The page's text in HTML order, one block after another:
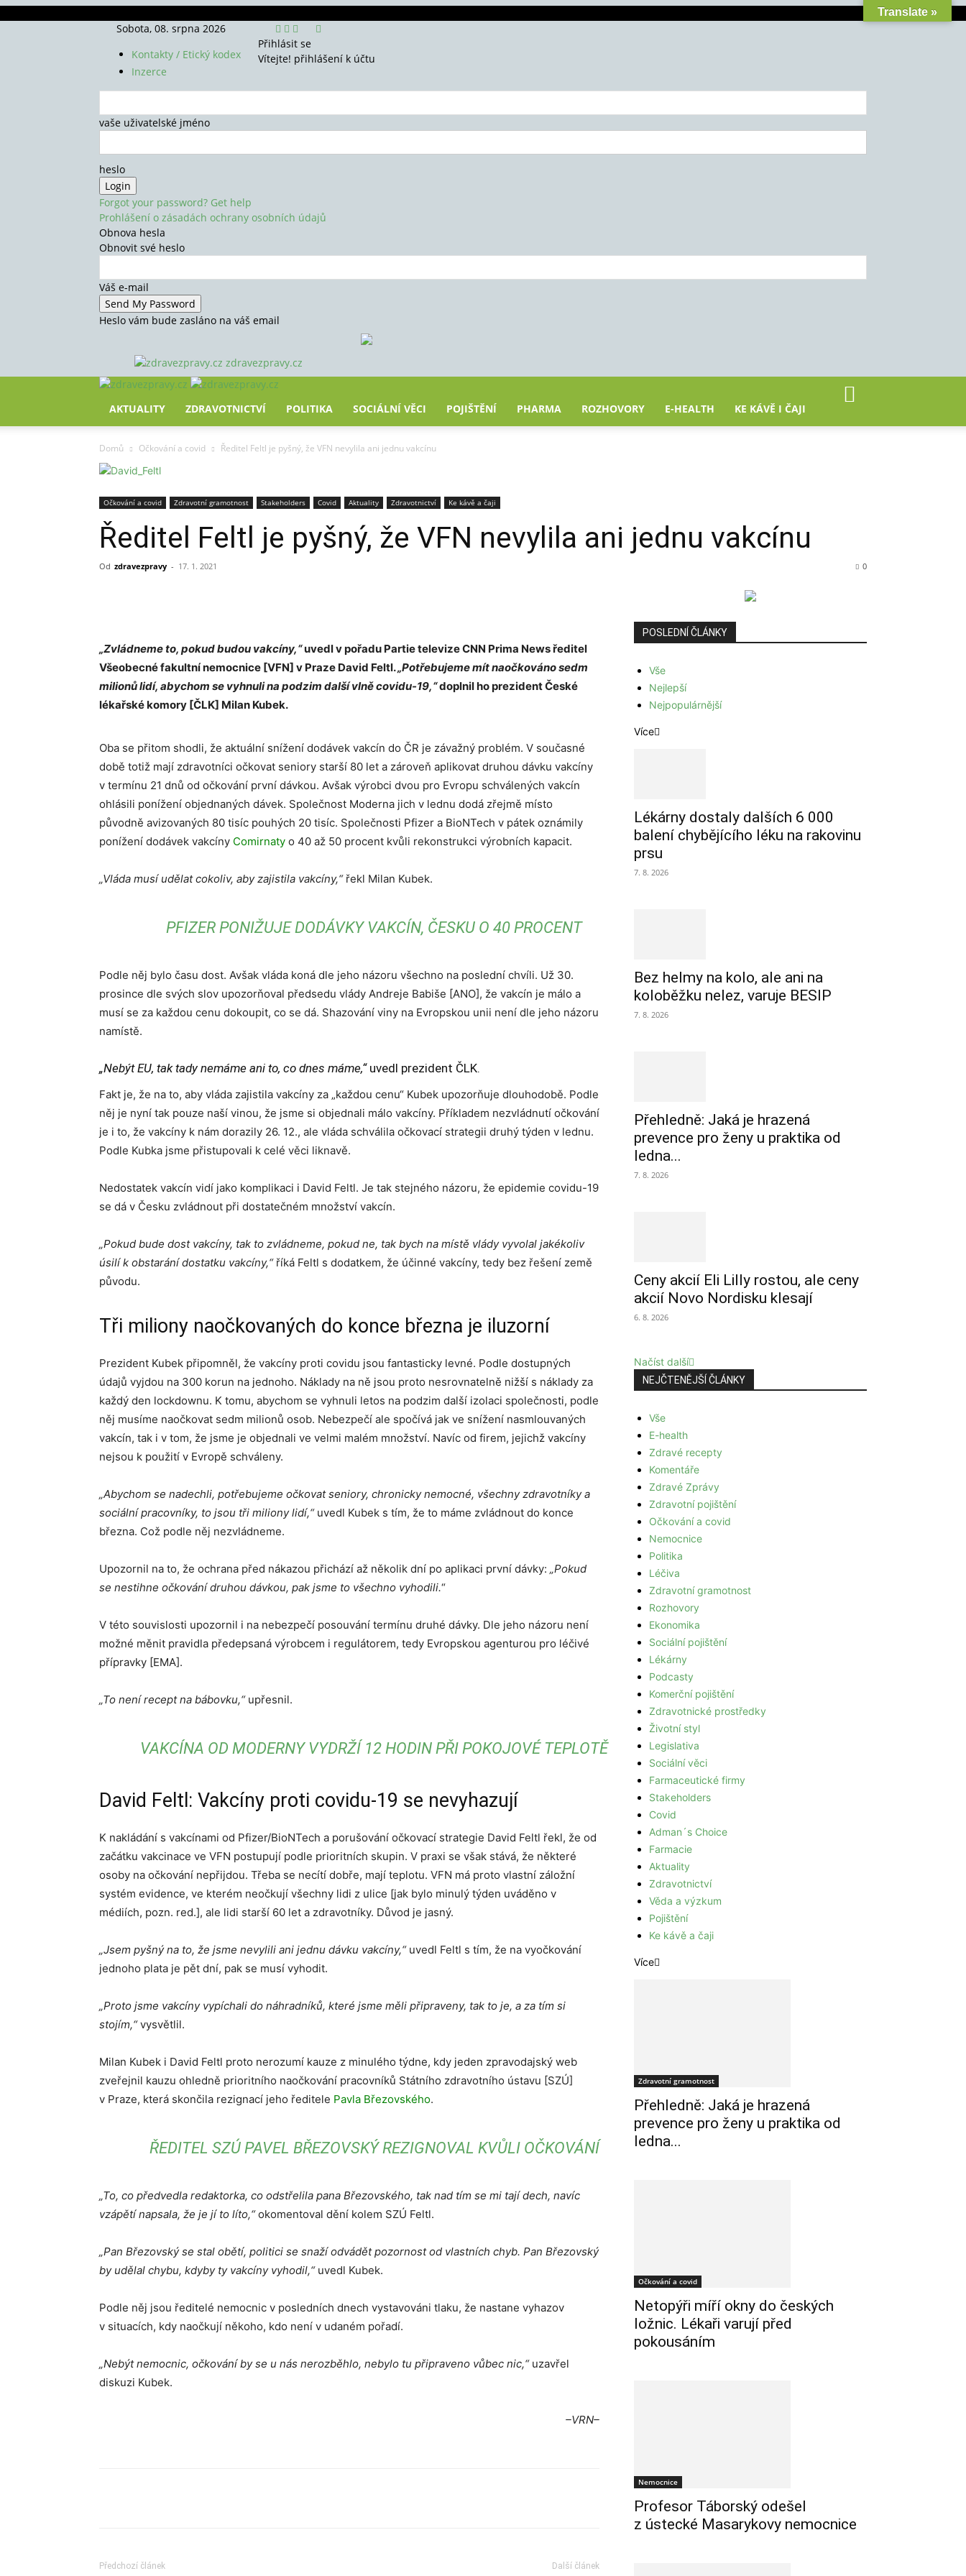
Sobota, 08. srpna 2026
Kontakty / Etický kodex
Inzerce
Přihlásit se
Vítejte! přihlášení k účtu
vaše uživatelské jméno
heslo
Forgot your password? Get help
Prohlášení o zásadách ochrany osobních údajů
Obnova hesla
Obnovit své heslo
Váš e-mail
Heslo vám bude zasláno na váš email
zdravezpravy.cz
AKTUALITY ZDRAVOTNICTVÍ POLITIKA SOCIÁLNÍ VĚCI POJIŠTĚNÍ PHARMA ROZHOVORY E-HEALTH KE KÁVĚ I ČAJI
Domů Očkování a covid Ředitel Feltl je pyšný, že VFN nevylila ani jednu vakcínu
Očkování a covid Zdravotní gramotnost Stakeholders Covid Aktuality Zdravotnictví Ke kávě a čaji
Ředitel Feltl je pyšný, že VFN nevylila ani jednu vakcínu
Od zdravezpravy - 17. 1. 2021 0
„Zvládneme to, pokud budou vakcíny,“uvedl v pořadu Partie televize CNN Prima News ředitel
Všeobecné fakultní nemocnice [VFN] v Praze David Feltl.„Potřebujeme mít naočkováno sedm
milionů lidí, abychom se vyhnuli na podzim další vlně covidu-19,“doplnil ho prezident České
lékařské komory [ČLK] Milan Kubek.
Oba se přitom shodli, že aktuální snížení dodávek vakcín do ČR je závažný problém. V současné
době totiž mají zdravotníci očkovat seniory starší 80 let a zároveň aplikovat druhou dávku vakcíny
v termínu 21 dnů od očkování první dávkou. Avšak výrobci dvou pro Evropu schválených vakcín
ohlásili ponížení objednaných dávek. Společnost Moderna jich v lednu dodá zřejmě místo
původně avizovaných 80 tisíc pouhých 20 tisíc. Společnosti Pfizer a BioNTech v pátek oznámily
ponížení dodávek vakcíny Comirnaty o 40 až 50 procent kvůli rekonstrukci výrobních kapacit.
„Vláda musí udělat cokoliv, aby zajistila vakcíny,“řekl Milan Kubek.
PFIZER PONIŽUJE DODÁVKY VAKCÍN, ČESKU O 40 PROCENT
Podle něj bylo času dost. Avšak vláda koná dle jeho názoru všechno na poslední chvíli. Už 30.
prosince dle svých slov upozorňoval předsedu vlády Andreje Babiše [ANO], že vakcín je málo a
musí se za každou cenu dokoupit, co se dá. Shazování viny na Evropskou unii není dle jeho názoru
namístě.
„Nebýt EU, tak tady nemáme ani to, co dnes máme,“uvedl prezident ČLK.
Fakt je, že na to, aby vláda zajistila vakcíny za „každou cenu“ Kubek upozorňuje dlouhodobě. Podle
něj je nyní tak pouze naší vinou, že jsme si objednali málo vakcíny. Příkladem nezvládnutí očkování
je i to, že vakcíny k nám dorazily 26. 12., ale vláda schválila očkovací strategii druhý týden v lednu.
Podle Kubka jsme přistupovali k celé věci liknavě.
Nedostatek vakcín vidí jako komplikaci i David Feltl. Je tak stejného názoru, že epidemie covidu-19
se dá v Česku zvládnout při dostatečném množství vakcín.
„Pokud bude dost vakcíny, tak to zvládneme, pokud ne, tak bych na místě vlády vyvolal jakékoliv
úsilí k obstarání dostatku vakcíny,“říká Feltl s dodatkem, že účinné vakcíny, tedy bez řešení země
původu.
Tři miliony naočkovaných do konce března je iluzorní
Prezident Kubek připomněl, že vakcíny proti covidu jsou fantasticky levné. Podle dostupných
údajů vyjdou na 300 korun na jednoho. Náklady na ně jsou proto nesrovnatelně nižší s náklady za
každý den lockdownu. K tomu, abychom se vyhnuli letos na podzim další izolaci společnosti, podle
něj musíme naočkovat sedm milionů osob. Nebezpečí ale spočívá jak ve snížení nasmlouvaných
vakcín, tak i v tom, že jsme je objednali ve velmi malém množství. Navíc od firem, jejichž vakcíny
nejsou k použití v Evropě schváleny.
„Abychom se nadechli, potřebujeme očkovat seniory, chronicky nemocné, všechny zdravotníky a
sociální pracovníky, to jsou tři miliony lidí,“uvedl Kubek s tím, že to máme zvládnout do konce
března. Což podle něj nezvládneme.
Upozornil na to, že ochrana před nákazou přichází až několik dní po aplikaci první dávky: „Pokud
se nestihne očkování druhou dávkou, pak jsme to všechno vyhodili.“
V této souvislosti upozornil i na nebezpečí posouvání termínu druhé dávky. Dle jeho názoru není
možné měnit pravidla předepsaná výrobcem i regulátorem, tedy Evropskou agenturou pro léčivé
přípravky [EMA].
„To není recept na bábovku,“upřesnil.
VAKCÍNA OD MODERNY VYDRŽÍ 12 HODIN PŘI POKOJOVÉ TEPLOTĚ
David Feltl: Vakcíny proti covidu-19 se nevyhazují
K nakládání s vakcínami od Pfizer/BioNTech a porušování očkovací strategie David Feltl řekl, že od
začátku vakcinace ve VFN postupují podle prioritních skupin. V praxi se však stává, že některé
osoby na očkování nepřijdou. Třeba se necítí dobře, mají teplotu. VFN má proto vlastní záložní
systém evidence, ve kterém neočkují všechny lidi z ulice [jak bylo minulý týden uváděno v
médiích, pozn. red.], ale lidi starší 60 let a zdravotníky. Důvod je jasný.
„Jsem pyšný na to, že jsme nevylili ani jednu dávku vakcíny,“uvedl Feltl s tím, že na vyočkování
jednoho plata je pět dní, pak se musí vyhodit.
„Proto jsme vakcíny vypíchali do náhradníků, které jsme měli připraveny, tak to je, a za tím si
stojím,“vysvětlil.
Milan Kubek i David Feltl proto nerozumí kauze z minulého týdne, kdy jeden zpravodajský web
zveřejnil kauzu ohledně prioritního naočkování pracovníků Státního zdravotního ústavu [SZÚ]
v Praze, která skončila rezignací jeho ředitele Pavla Březovského.
ŘEDITEL SZÚ PAVEL BŘEZOVSKÝ REZIGNOVAL KVŮLI OČKOVÁNÍ
„To, co předvedla redaktorka, co odstřelila pana Březovského, tak nad tím se mi tají dech, navíc
vzápětí napsala, že je jí to líto,“okomentoval dění kolem SZÚ Feltl.
„Pan Březovský se stal obětí, politici se snaží odvádět pozornost od vlastních chyb. Pan Březovský
by udělal chybu, kdyby ty vakcíny vyhodil,“uvedl Kubek.
Podle něj jsou ředitelé nemocnic v posledních dnech vystavováni tlaku, že nastane vyhazov
v situacích, kdy naočkují někoho, kdo není v udaném pořadí.
„Nebýt nemocnic, očkování by se u nás nerozběhlo, nebylo tu připraveno vůbec nic,“uzavřel
diskuzi Kubek.
–VRN–
Předchozí článek Další článek
POSLEDNÍ ČLÁNKY
Vše
Nejlepší
Nejpopulárnější
Více
Lékárny dostaly dalších 6 000
balení chybějícího léku na rakovinu
prsu
7. 8. 2026
Bez helmy na kolo, ale ani na
koloběžku nelez, varuje BESIP
7. 8. 2026
Přehledně: Jaká je hrazená
prevence pro ženy u praktika od
ledna...
7. 8. 2026
Ceny akcií Eli Lilly rostou, ale ceny
akcií Novo Nordisku klesají
6. 8. 2026
Načíst další
NEJČTENĚJŠÍ ČLÁNKY
Vše
E-health
Zdravé recepty
Komentáře
Zdravé Zprávy
Zdravotní pojištění
Očkování a covid
Nemocnice
Politika
Léčiva
Zdravotní gramotnost
Rozhovory
Ekonomika
Sociální pojištění
Lékárny
Podcasty
Komerční pojištění
Zdravotnické prostředky
Životní styl
Legislativa
Sociální věci
Farmaceutické firmy
Stakeholders
Covid
Adman´s Choice
Farmacie
Aktuality
Zdravotnictví
Věda a výzkum
Pojištění
Ke kávě a čaji
Více
Zdravotní gramotnost
Přehledně: Jaká je hrazená
prevence pro ženy u praktika od
ledna...
Očkování a covid
Netopýři míří okny do českých
ložnic. Lékaři varují před
pokousáním
Nemocnice
Profesor Táborský odešel
z ústecké Masarykovy nemocnice
Translate »